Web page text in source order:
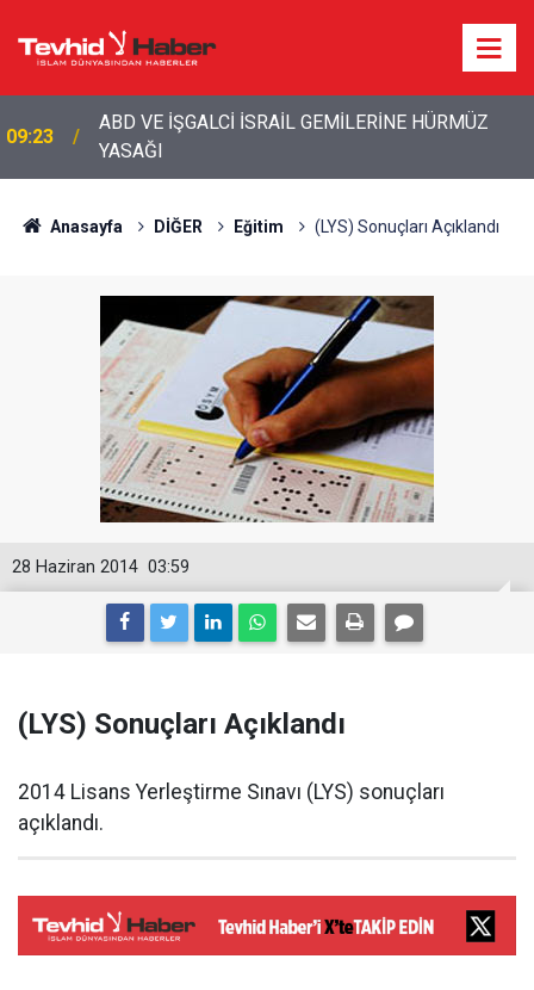
09:08 İŞGALCİ İSRAİL’İN İRAN PLANI DUVARA TOSLADI
Anasayfa DİĞER Eğitim (LYS) Sonuçları Açıklandı
03:59
28 Haziran 2014
(LYS) Sonuçları Açıklandı
2014 Lisans Yerleştirme Sınavı (LYS) sonuçları
açıklandı.